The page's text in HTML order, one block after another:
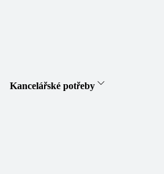
Kancelářské potřeby